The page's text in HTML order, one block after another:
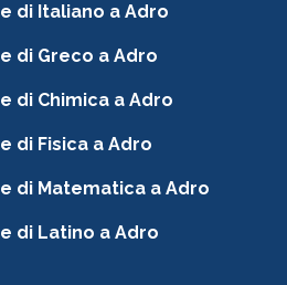
di Italiano a Adro
di Greco a Adro
di Chimica a Adro
di Fisica a Adro
di Matematica a Adro
di Latino a Adro